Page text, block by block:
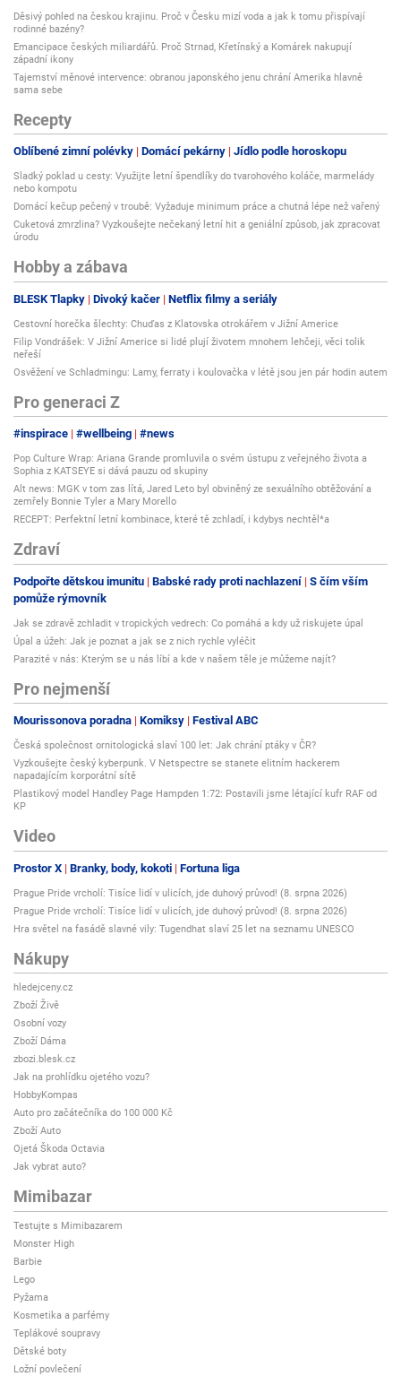
Děsivý pohled na českou krajinu. Proč v Česku mizí voda a jak k tomu přispívají
rodinné bazény?
Emancipace českých miliardářů. Proč Strnad, Křetínský a Komárek nakupují
západní ikony
Tajemství měnové intervence: obranou japonského jenu chrání Amerika hlavně
sama sebe
Recepty
Oblíbené zimní polévky Domácí pekárny Jídlo podle horoskopu
Sladký poklad u cesty: Využijte letní špendlíky do tvarohového koláče, marmelády
nebo kompotu
Domácí kečup pečený v troubě: Vyžaduje minimum práce a chutná lépe než vařený
Cuketová zmrzlina? Vyzkoušejte nečekaný letní hit a geniální způsob, jak zpracovat
úrodu
Hobby a zábava
BLESK Tlapky Divoký kačer Netflix filmy a seriály
Cestovní horečka šlechty: Chuďas z Klatovska otrokářem v Jižní Americe
Filip Vondrášek: V Jižní Americe si lidé plují životem mnohem lehčeji, věci tolik
neřeší
Osvěžení ve Schladmingu: Lamy, ferraty i koulovačka v létě jsou jen pár hodin autem
Pro generaci Z
#inspirace #wellbeing #news
Pop Culture Wrap: Ariana Grande promluvila o svém ústupu z veřejného života a
Sophia z KATSEYE si dává pauzu od skupiny
Alt news: MGK v tom zas lítá, Jared Leto byl obviněný ze sexuálního obtěžování a
zemřely Bonnie Tyler a Mary Morello
RECEPT: Perfektní letní kombinace, které tě zchladí, i kdybys nechtěl*a
Zdraví
Podpořte dětskou imunitu Babské rady proti nachlazení S čím vším
pomůže rýmovník
Jak se zdravě zchladit v tropických vedrech: Co pomáhá a kdy už riskujete úpal
Úpal a úžeh: Jak je poznat a jak se z nich rychle vyléčit
Parazité v nás: Kterým se u nás líbí a kde v našem těle je můžeme najít?
Pro nejmenší
Mourissonova poradna Komiksy Festival ABC
Česká společnost ornitologická slaví 100 let: Jak chrání ptáky v ČR?
Vyzkoušejte český kyberpunk. V Netspectre se stanete elitním hackerem
napadajícím korporátní sítě
Plastikový model Handley Page Hampden 1:72: Postavili jsme létající kufr RAF od
KP
Video
Prostor X Branky, body, kokoti Fortuna liga
Prague Pride vrcholí: Tisíce lidí v ulicích, jde duhový průvod! (8. srpna 2026)
Prague Pride vrcholí: Tisíce lidí v ulicích, jde duhový průvod! (8. srpna 2026)
Hra světel na fasádě slavné vily: Tugendhat slaví 25 let na seznamu UNESCO
Nákupy
hledejceny.cz
Zboží Živě
Osobní vozy
Zboží Dáma
zbozi.blesk.cz
Jak na prohlídku ojetého vozu?
HobbyKompas
Auto pro začátečníka do 100 000 Kč
Zboží Auto
Ojetá Škoda Octavia
Jak vybrat auto?
Mimibazar
Testujte s Mimibazarem
Monster High
Barbie
Lego
Pyžama
Kosmetika a parfémy
Teplákové soupravy
Dětské boty
Ložní povlečení